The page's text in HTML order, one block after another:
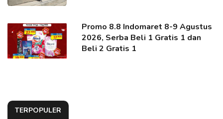
Promo 8.8 Indomaret 8-9 Agustus
2026, Serba Beli 1 Gratis 1 dan
Beli 2 Gratis 1
TERPOPULER